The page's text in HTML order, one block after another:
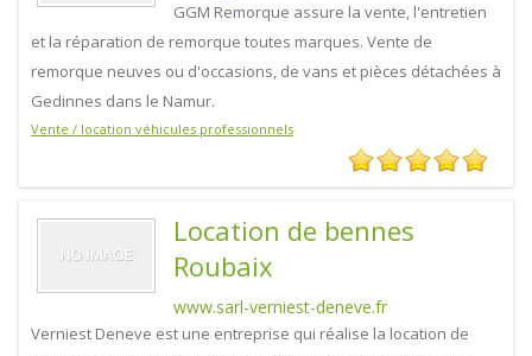
GGM Remorque assure la vente, l'entretien
et la réparation de remorque toutes marques. Vente de
remorque neuves ou d'occasions, de vans et pièces détachées à
Gedinnes dans le Namur.
Vente / location véhicules professionnels
Location de bennes
Roubaix
www.sarl-verniest-deneve.fr
Verniest Deneve est une entreprise qui réalise la location de